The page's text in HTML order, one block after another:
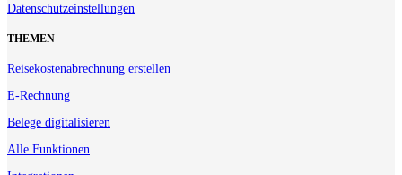
Datenschutzeinstellungen
THEMEN
Reisekostenabrechnung erstellen
E-Rechnung
Belege digitalisieren
Alle Funktionen